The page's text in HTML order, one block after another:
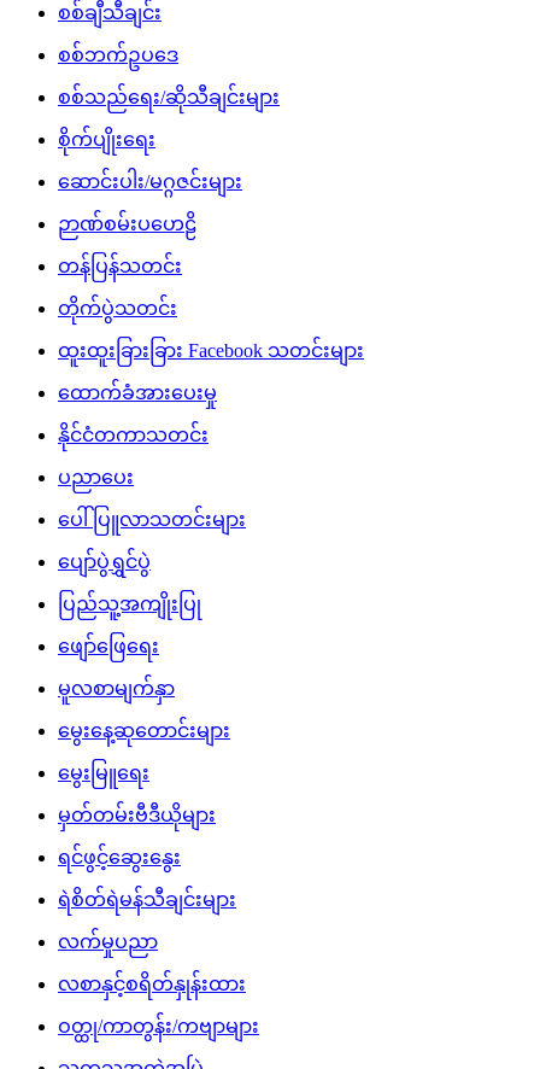
စစ်ချီသီချင်း
စစ်ဘက်ဥပဒေ
စစ်သည်ရေး/ဆိုသီချင်းများ
စိုက်ပျိုးရေး
ဆောင်းပါး/မဂ္ဂဇင်းများ
ဉာဏ်စမ်းပဟေဠိ
တန်ပြန်သတင်း
တိုက်ပွဲသတင်း
ထူးထူးခြားခြား Facebook သတင်းများ
ထောက်ခံအားပေးမှု
နိုင်ငံတကာသတင်း
ပညာပေး
ပေါ်ပြူလာသတင်းများ
ပျော်ပွဲရွှင်ပွဲ
ပြည်သူ့အကျိုးပြု
ဖျော်ဖြေရေး
မူလစာမျက်နှာ
မွေးနေ့ဆုတောင်းများ
မွေးမြူရေး
မှတ်တမ်းဗီဒီယိုများ
ရင်ဖွင့်ဆွေးနွေး
ရဲစိတ်ရဲမန်သီချင်းများ
လက်မှုပညာ
လစာနှင့်စရိတ်နှုန်းထား
ဝတ္ထု/ကာတွန်း/ကဗျာများ